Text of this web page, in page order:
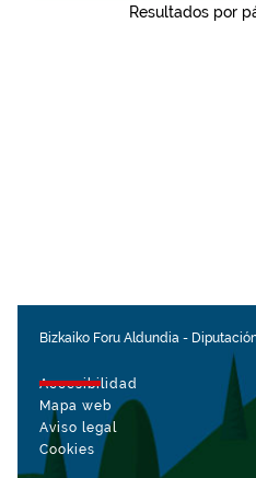
Resultados por
Bizkaiko Foru Aldundia -
Accesibilidad
Mapa web
Aviso legal
Cookies